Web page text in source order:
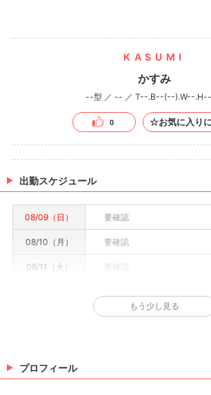
KASUMI
かすみ
--型 ／ -- ／ T--.B--(--).W--
0 ☆お気に入り
出勤スケジュール
08/09（日） 要確認
08/10（月） 要確認
08/11（火） 要確認
要確認
08/15（土）
もう少し見る
プロフィール